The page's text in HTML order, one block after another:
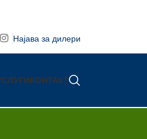
Најава за дилери
КОНТАКТ